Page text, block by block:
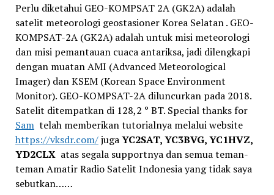
Perlu diketahui GEO-KOMPSAT 2A (GK2A) adalah
satelit meteorologi geostasioner Korea Selatan . GEO-
KOMPSAT-2A (GK2A) adalah untuk misi meteorologi
dan misi pemantauan cuaca antariksa, jadi dilengkapi
dengan muatan AMI (Advanced Meteorological
Imager) dan KSEM (Korean Space Environment
Monitor). GEO-KOMPSAT-2A diluncurkan pada 2018.
Satelit ditempatkan di 128,2 ° BT. Special thanks for
Samtelah memberikan tutorialnya melalui website
https://vksdr.com/jugaYC2SAT, YC3BVG, YC1HVZ,
YD2CLXatas segala supportnya dan semua teman-
teman Amatir Radio Satelit Indonesia yang tidak saya
sebutkan……